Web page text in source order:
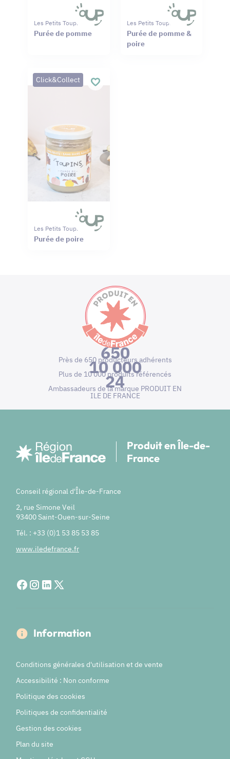
Les Petits Toupins
Purée de pomme
Les Petits Toupins
Purée de pomme &
poire
Click&Collect
Les Petits Toupins
Purée de poire
650
Près de 650 producteurs adhérents
10 000
Plus de 10 000 produits référencés
24
Ambassadeurs de la marque PRODUIT EN
ILE DE FRANCE
Produit en Île-de-
France
Conseil régional d'Île-de-France
2, rue Simone Veil
93400 Saint-Ouen-sur-Seine
Tél. : +33 (0)1 53 85 53 85
www.iledefrance.fr
Information
Conditions générales d'utilisation et de vente
Accessibilité : Non conforme
Politique des cookies
Politiques de confidentialité
Gestion des cookies
Plan du site